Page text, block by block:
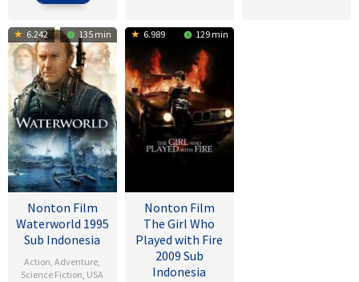
6.242 135 min
Nonton Film
Waterworld 1995
Sub Indonesia
Action,Adventure,
Science Fiction, USA
6.989 129 min
Nonton Film
The Girl Who
Played with Fire
2009 Sub
Indonesia